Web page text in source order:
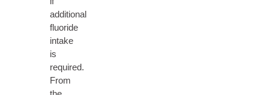
additional
fluoride
intake
is
required.
From